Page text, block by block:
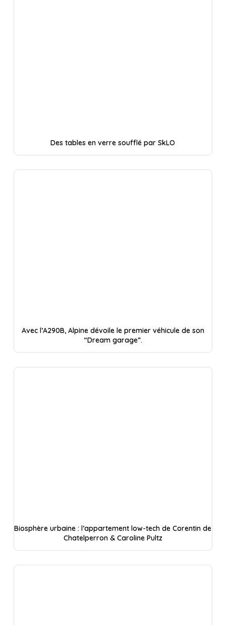
Des tables en verre soufflé par SkLO
Avec l’A290B, Alpine dévoile le premier véhicule de son
“Dream garage”.
Biosphère urbaine : l’appartement low-tech de Corentin de
Chatelperron & Caroline Pultz